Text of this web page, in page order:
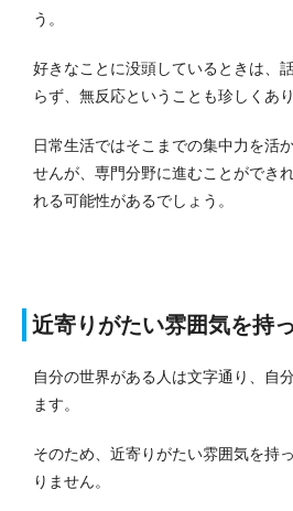
う。
好きなことに没頭しているときは、
らず、無反応ということも珍しくあり
日常生活ではそこまでの集中力を活
せんが、専門分野に進むことができ
れる可能性があるでしょう。
近寄りがたい雰囲気を持
自分の世界がある人は文字通り、自
ます。
そのため、近寄りがたい雰囲気を持
りません。